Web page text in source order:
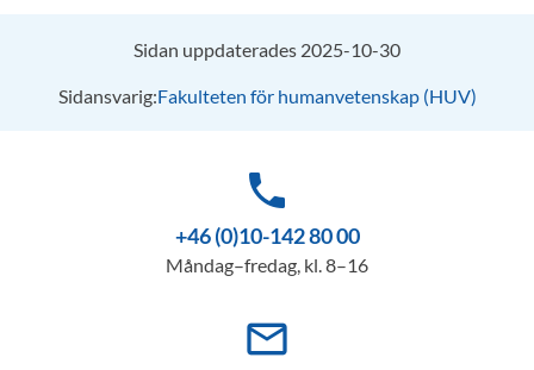
Sidan uppdaterades 2025-10-30
Sidansvarig:Fakulteten för humanvetenskap (HUV)
phone
+46 (0)10-142 80 00
Måndag–fredag, kl. 8–16
mail_outline